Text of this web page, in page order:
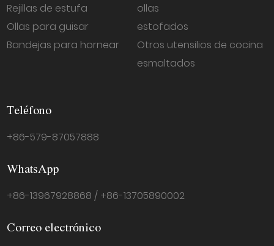
Rejillas de estufa
Ollas para guisar
Bandejas para hornear
ollas
estofados
Otros utensilios de cocina
esmaltados
Teléfono
+86-579-87057888
WhatsApp
+86-13967928868 / +86-13705890002
Correo electrónico